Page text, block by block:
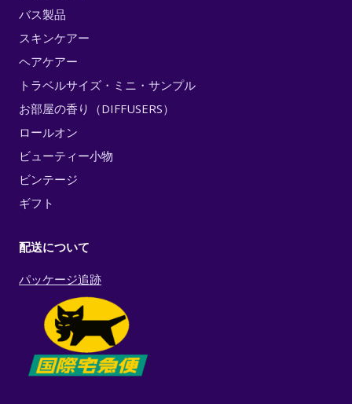
バス製品
スキンケアー
ヘアケアー
トラベルサイズ・ミニ・サンプル
お部屋の香り（DIFFUSERS）
ロールオン
ビューティー小物
ビンテージ
ギフト
配送について
パッケージ追跡